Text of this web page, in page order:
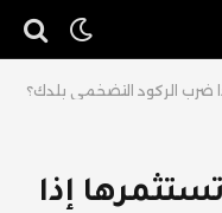
ضرب الركود التضخمي بلدك؟
إذا